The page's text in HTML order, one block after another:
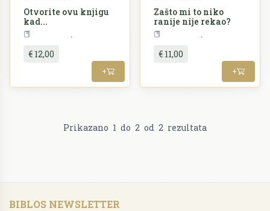
Otvorite ovu knjigu
kad...
€ 12,00
+
Zašto mi to niko
ranije nije rekao?
€ 11,00
+
Prikazano 1 do 2 od 2 rezultata
BIBLOS NEWSLETTER